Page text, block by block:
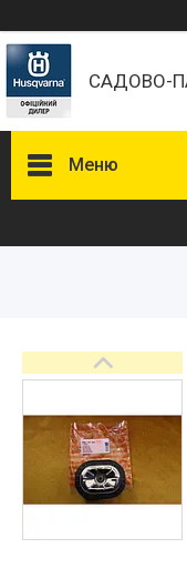
САДОВО-
Меню
Мотокоси та
Висоторізи
Кущорізи
Роботи-